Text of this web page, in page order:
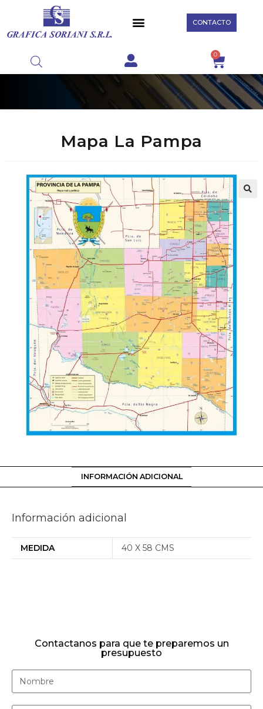
CONTACTO
0
Mapa La Pampa
INFORMACIÓN ADICIONAL
Información adicional
MEDIDA 40 X 58 CMS
Contactanos para que te preparemos un
presupuesto